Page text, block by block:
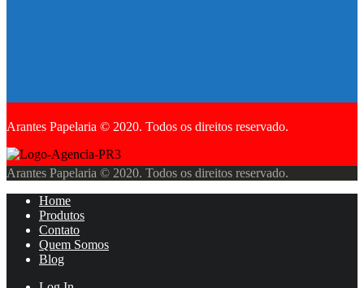
Arantes Papelaria © 2020. Todos os direitos reservado.
Arantes Papelaria © 2020. Todos os direitos reservado.
Home
Produtos
Contato
Quem Somos
Blog